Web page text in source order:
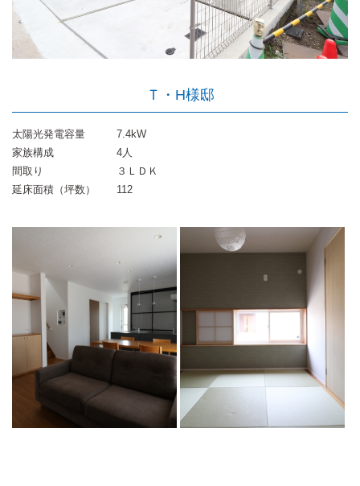
Ｔ・H様邸
太陽光発電容量
7.4kW
家族構成
4人
間取り
３ＬＤＫ
延床面積（坪数）
112